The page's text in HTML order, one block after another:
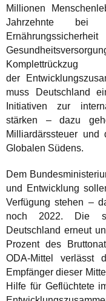
Millionen
Jahrzehnte bei
der
muss Deutschland
Initiativen zur
stärken – dazu
Milliardärssteuer
Globalen Südens.
Dem
und Entwicklung
Verfügung stehen –
noch 2022. Die
Deutschland erneut
Prozent des
ODA-Mittel verlässt
Empfänger dieser
Hilfe für Geflüchtete